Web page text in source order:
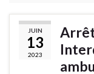
JUIN
13
2023